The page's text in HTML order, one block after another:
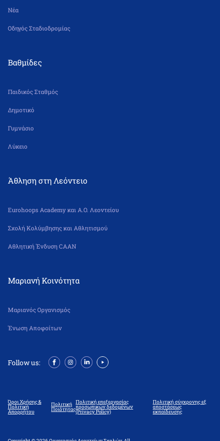
Νέα
Οδηγός Σταδιοδρομίας
Βαθμίδες
Παιδικός Σταθμός
Δημοτικό
Γυμνάσιο
Λύκειο
Άθληση στη Λεόντειο
Eurohoops Academy και Α.Ο. Λεοντείου
Σχολή Κολύμβησης και Αθλητισμού
Αθλητική Ένδυση CAAN
Μαριανή Κοινότητα
Μαριανός Οργανισμός
Ένωση Αποφοίτων
Follow us:
Όροι Χρήσης &
Πολιτική
Απορρήτου
Πολιτική
Ποιότητας
Πολιτική επεξεργασίας
προσωπικών δεδομένων
(Privacy Policy)
Πολιτική σύγχρονης εξ
αποστάσεως
εκπαίδευσης